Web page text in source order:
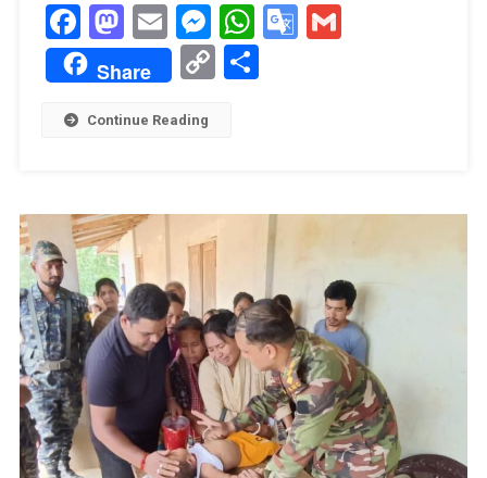
Facebook
Mastodon
EmailMessenger
WhatsApp
Google
Gmail
Share
CopyShare
Continue Reading